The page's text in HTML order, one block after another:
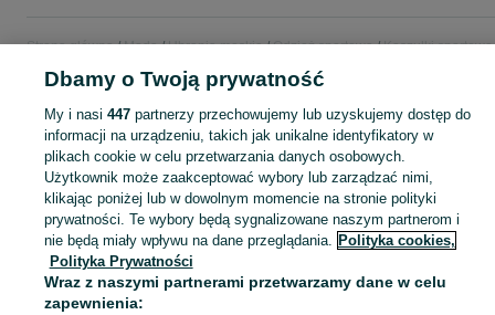
Strona główna Moda Ubrania męskie Odzież sportowa
Koszulki sportowe
KATEGORIA
Szeroki wybór koszulek sportowych męskich Rybnik ▶️ Nowe i używane w atrakcyjnych cenach ✌ Przeglądaj i wybierz najlepszą ofertę na OLX.pl! Zobacz
Mapa kategorii
Mapa miejscowości
Mapa ministron
Dbamy o Twoją prywatność
My i nasi 447partnerzy przechowujemy lub uzyskujemy dostęp do
informacji na urządzeniu, takich jak unikalne identyfikatory w
plikach cookie w celu przetwarzania danych osobowych.
Użytkownik może zaakceptować wybory lub zarządzać nimi,
klikając poniżej lub w dowolnym momencie na stronie polityki
prywatności. Te wybory będą sygnalizowane naszym partnerom i
nie będą miały wpływu na dane przeglądania. Polityka cookies,
Polityka Prywatności
Wraz z naszymi partnerami przetwarzamy dane w celu
zapewnienia: